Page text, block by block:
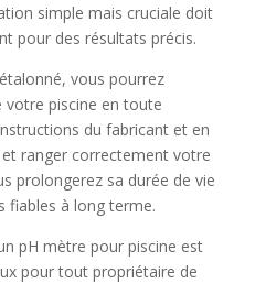
simple mais cruciale doit
pour des résultats précis.
vous pourrez
votre piscine en toute
du fabricant et en
ranger correctement votre
prolongerez sa durée de vie
fiables à long terme.
pH mètre pour piscine est
pour tout propriétaire de